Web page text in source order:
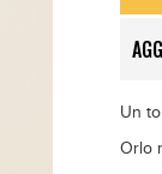
Un
Orlo